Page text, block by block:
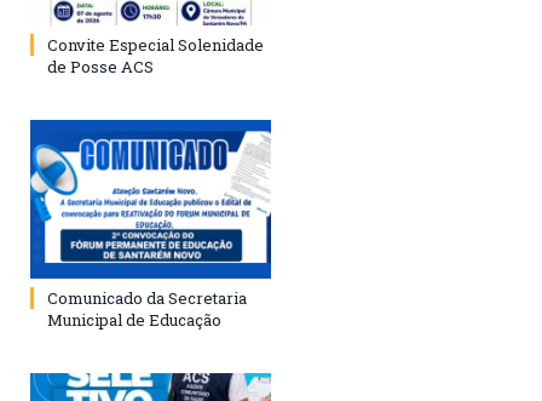
Convite Especial Solenidade
de Posse ACS
Comunicado da Secretaria
Municipal de Educação